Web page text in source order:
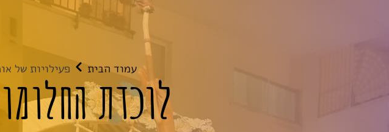
עמוד הבית פעילויות של
לוכדת